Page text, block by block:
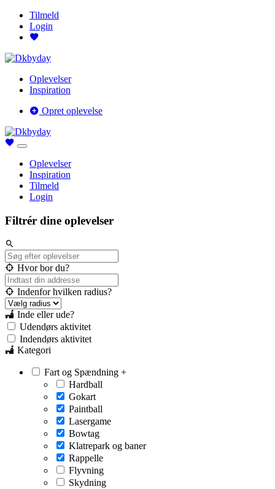
Tilmeld
Login
Oplevelser
Inspiration
Opret oplevelse
Oplevelser
Inspiration
Tilmeld
Login
Filtrér dine oplevelser
Hvor bor du?
Indenfor hvilken radius?
Inde eller ude?
Udendørs aktivitet
Indendørs aktivitet
Kategori
Fart og Spændning +
Hardball
Gokart
Paintball
Lasergame
Bowtag
Klatrepark og baner
Rappelle
Flyvning
Skydning